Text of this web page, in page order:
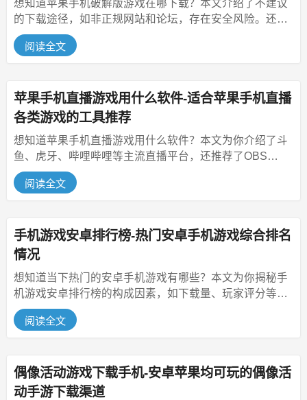
想知道苹果手机破解版游戏在哪下载？本文介绍了不建议
的下载途径，如非正规网站和论坛，存在安全风险。还提
到相对安全的尝试途径，如越狱...
阅读全文
苹果手机直播游戏用什么软件-适合苹果手机直播
各类游戏的工具推荐
想知道苹果手机直播游戏用什么软件？本文为你介绍了斗
鱼、虎牙、哔哩哔哩等主流直播平台，还推荐了OBS
Studio、Streaml...
阅读全文
手机游戏安卓排行榜-热门安卓手机游戏综合排名
情况
想知道当下热门的安卓手机游戏有哪些？本文为你揭秘手
机游戏安卓排行榜的构成因素，如下载量、玩家评分等。
还介绍了排行榜上的常客，像《...
阅读全文
偶像活动游戏下载手机-安卓苹果均可玩的偶像活
动手游下载渠道